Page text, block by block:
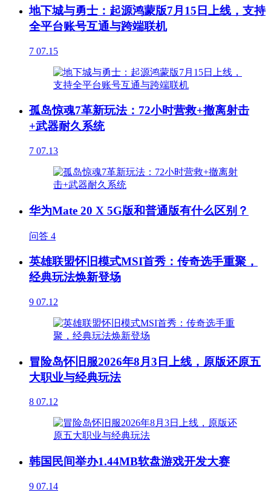
地下城与勇士：起源鸿蒙版7月15日上线，支持
全平台账号互通与跨端联机
7 07.15
孤岛惊魂7革新玩法：72小时营救+撤离射击
+武器耐久系统
7 07.13
华为Mate 20 X 5G版和普通版有什么区别？
问答 4
英雄联盟怀旧模式MSI首秀：传奇选手重聚，
经典玩法焕新登场
9 07.12
冒险岛怀旧服2026年8月3日上线，原版还原五
大职业与经典玩法
8 07.12
韩国民间举办1.44MB软盘游戏开发大赛
9 07.14